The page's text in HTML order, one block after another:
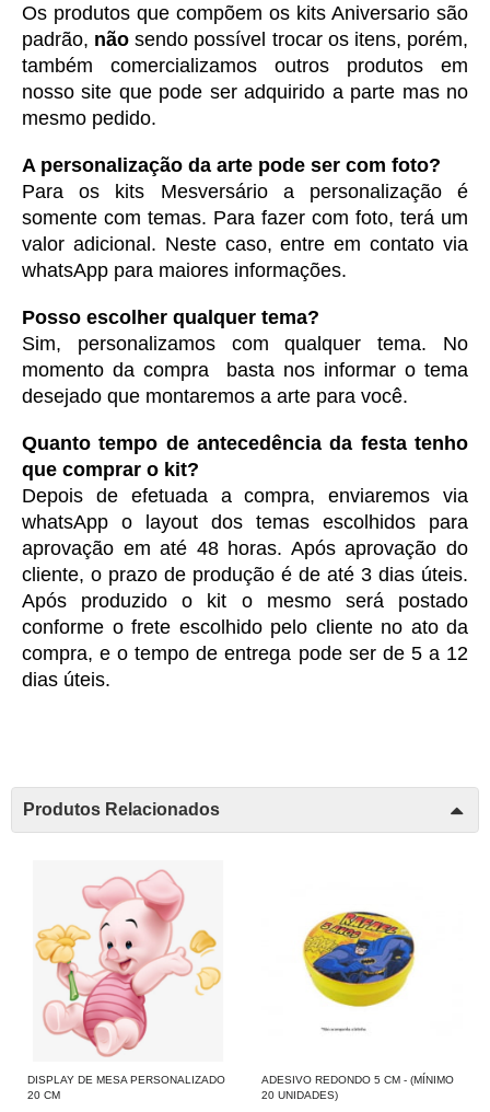
Os produtos que compõem os kits Aniversario são
padrão, não sendo possível trocar os itens, porém,
também comercializamos outros produtos em
nosso site que pode ser adquirido a parte mas no
mesmo pedido.
A personalização da arte pode ser com foto?
Para os kits Mesversário a personalização é
somente com temas. Para fazer com foto, terá um
valor adicional. Neste caso, entre em contato via
whatsApp para maiores informações.
Posso escolher qualquer tema?
Sim, personalizamos com qualquer tema. No
momento da compra  basta nos informar o tema
desejado que montaremos a arte para você.
Quanto tempo de antecedência da festa tenho
que comprar o kit?
Depois de efetuada a compra, enviaremos via
whatsApp o layout dos temas escolhidos para
aprovação em até 48 horas. Após aprovação do
cliente, o prazo de produção é de até 3 dias úteis.
Após produzido o kit o mesmo será postado
conforme o frete escolhido pelo cliente no ato da
compra, e o tempo de entrega pode ser de 5 a 12
dias úteis.
Produtos Relacionados
DISPLAY DE MESA PERSONALIZADO
20 CM
ADESIVO REDONDO 5 CM - (MÍNIMO
20 UNIDADES)